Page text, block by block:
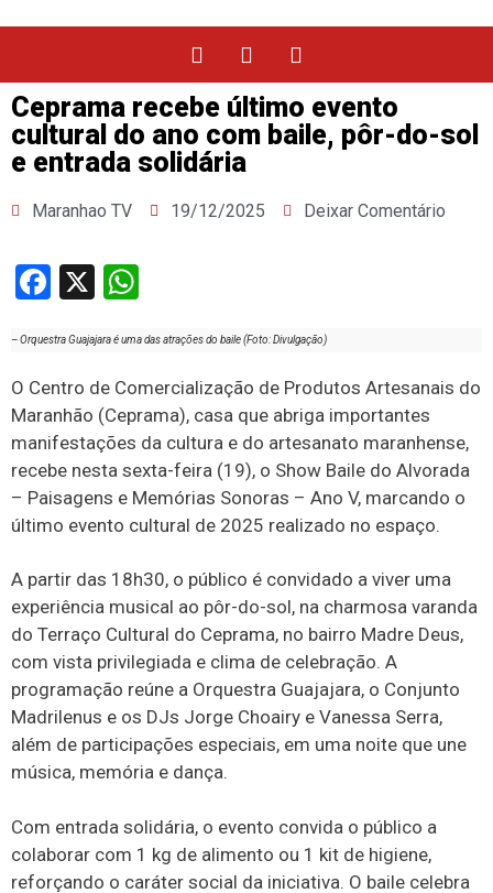
Ceprama recebe último evento
cultural do ano com baile, pôr-do-sol
e entrada solidária
Maranhao TV 19/12/2025 Deixar Comentário
Facebook
X
– Orquestra Guajajara é uma das atrações do baile (Foto: Divulgação)
O Centro de Comercialização de Produtos Artesanais do
Maranhão (Ceprama), casa que abriga importantes
manifestações da cultura e do artesanato maranhense,
recebe nesta sexta-feira (19), o Show Baile do Alvorada
– Paisagens e Memórias Sonoras – Ano V, marcando o
último evento cultural de 2025 realizado no espaço.
A partir das 18h30, o público é convidado a viver uma
experiência musical ao pôr-do-sol, na charmosa varanda
do Terraço Cultural do Ceprama, no bairro Madre Deus,
com vista privilegiada e clima de celebração. A
programação reúne a Orquestra Guajajara, o Conjunto
Madrilenus e os DJs Jorge Choairy e Vanessa Serra,
além de participações especiais, em uma noite que une
música, memória e dança.
Com entrada solidária, o evento convida o público a
colaborar com 1 kg de alimento ou 1 kit de higiene,
reforçando o caráter social da iniciativa. O baile celebra